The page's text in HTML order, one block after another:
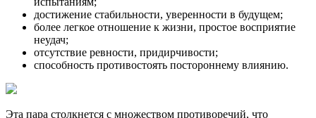
достижение стабильности, уверенности в будущем;
более легкое отношение к жизни, простое восприятие
неудач;
отсутствие ревности, придирчивости;
способность противостоять постороннему влиянию.
Эта пара столкнется с множеством противоречий, что